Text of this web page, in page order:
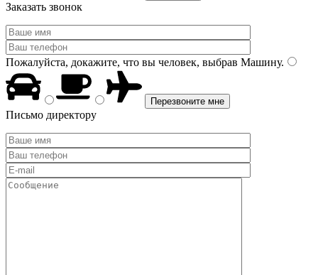
Заказать звонок
Пожалуйста, докажите, что вы человек, выбрав Машину.
Письмо директору